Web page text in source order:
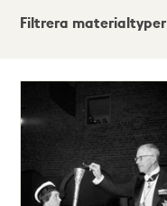
Visningsläge
Filtrera materialtyper